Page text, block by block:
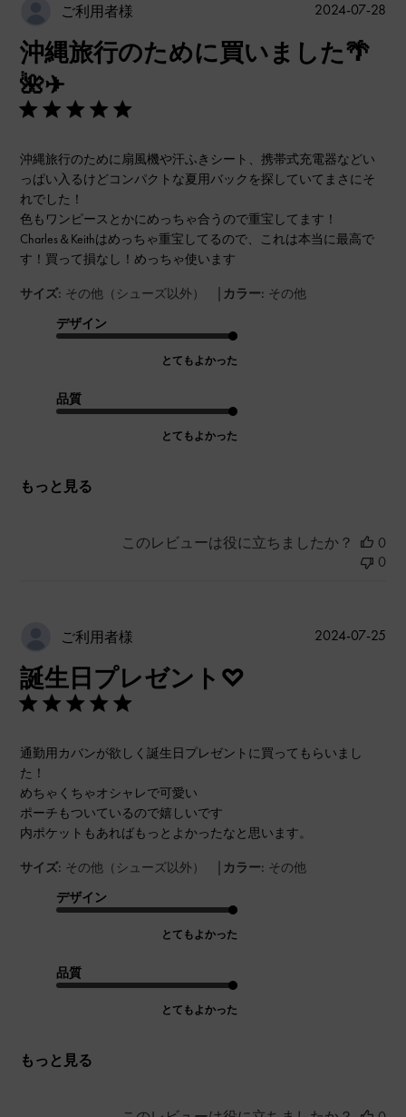
ご利用者様
沖縄旅行のために買いました🌴
🌺✈
沖縄旅行のために扇風機や汗ふきシート、携帯式充電器などい
っぱい入るけどコンパクトな夏用バックを探していてまさにそ
れでした！
色もワンピースとかにめっちゃ合うので重宝してます！
Charles＆Keithはめっちゃ重宝してるので、これは本当に最高で
す！買って損なし！めっちゃ使います
サイズ: その他（シューズ以外） | カラー: その他
デザイン
とてもよかった
品質
とてもよかった
もっと見る
公
2024-07-28
このレビューは役に立ちましたか？
0
0
ご利用者様
誕生日プレゼント♡
通勤用カバンが欲しく誕生日プレゼントに買ってもらいまし
た！
めちゃくちゃオシャレで可愛い
ポーチもついているので嬉しいです
内ポケットもあればもっとよかったなと思います。
サイズ: その他（シューズ以外） | カラー: その他
デザイン
とてもよかった
品質
とてもよかった
もっと見る
公
2024-07-25